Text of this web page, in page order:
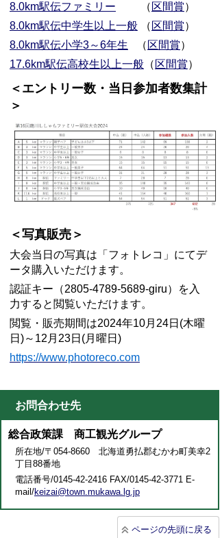
8.0km駅伝ファミリー （ 区間賞）
8.0km駅伝中学生以上一般 （ 区間賞）
8.0km駅伝小学3～6年生 （ 区間賞）
17.6km駅伝高校生以上一般 （ 区間賞）
＜エントリー数・当 日参加者数集計
＞
＜写真販売＞
大会当日の写真は「フォトレコ」にてデ
ータ購入いただけます。
認証キー（2805-4789-5689-giru）を入
力すると閲覧いただけます。
閲覧・販売期間は2024年10月24日(木曜
日)～12月23日(月曜日)
https://www.photoreco.com
お問合わせ先
総合政策課 商工観光グループ
所在地/〒054-8660 北海道勇払郡むかわ町美幸2
丁目88番地
電話番号/0145-42-2416 FAX/0145-42-3771 E-
mail/keizai@town.mukawa.lg.jp
ページの先頭に戻る